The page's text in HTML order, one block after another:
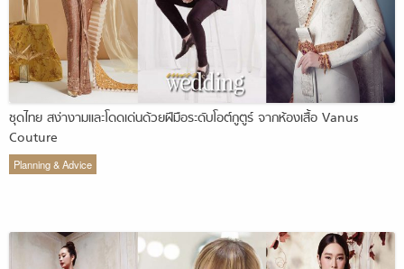
ชุดไทย สง่างามและโดดเด่นด้วยฝีมือระดับโอต์กูตูร์ จากห้องเสื้อ Vanus
Couture
Planning & Advice